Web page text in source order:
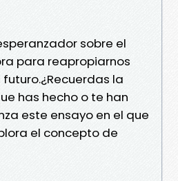
sobre el
para reapropiarnos
la
has hecho o te han
este ensayo en el que
el concepto de